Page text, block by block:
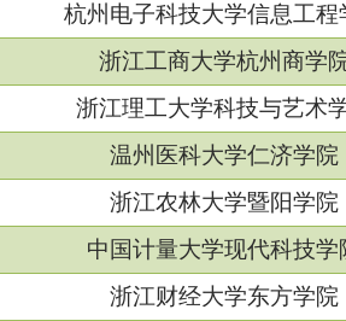
杭州电子科技大学信息工程
浙江工商大学杭州商学
浙江理工大学科技与艺术
温州医科大学仁济学院
浙江农林大学暨阳学院
中国计量大学现代科技学
浙江财经大学东方学院